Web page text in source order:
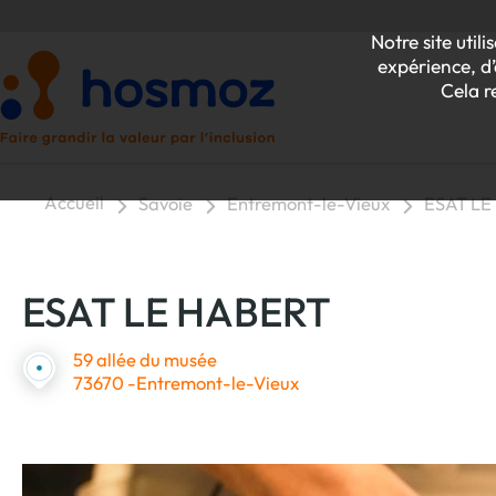
Notre site
expérience,
Cela
Accueil Savoie Entremont-le-Vieux ESAT
ESAT LE HABERT
59 allée du musée
73670 -Entremont-le-Vieux